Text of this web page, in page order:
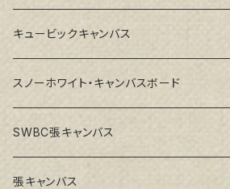
キュービックキャンバス
スノーホワイト・キャンバスボード
SWBC張キャンバス
張キャンバス